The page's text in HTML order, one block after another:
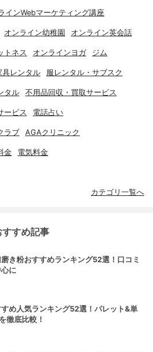
インWebマーケティング講座
オンライン幼稚園 オンライン英会話
トネス オンラインヨガ ジム
具レンタル 服レンタル・サブスク
タル 不用品回収・買取サービス
ービス 電話占い
ラブ AGAクリニック
金 電気料金
カテゴリ一覧へ
すめ記事
き粉おすすめランキング52選！口コミ
に
め人気ランキング52選！パレット&単
徹底比較！